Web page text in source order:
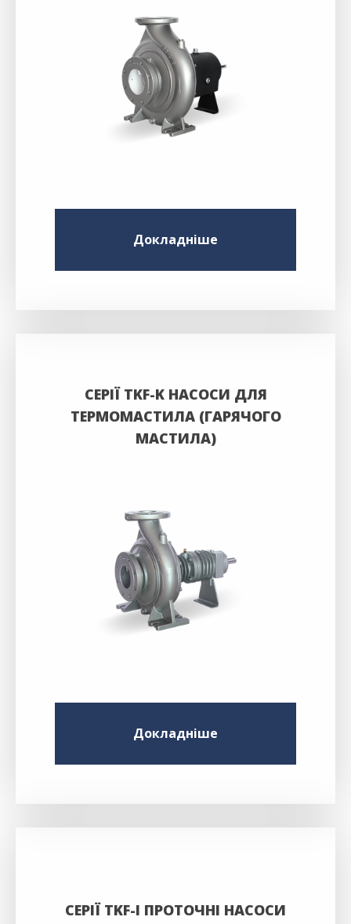
Докладніше
СЕРІЇ TKF-K НАСОСИ ДЛЯ
ТЕРМОМАСТИЛА (ГАРЯЧОГО
МАСТИЛА)
Докладніше
СЕРІЇ TKF-I ПРОТОЧНІ НАСОСИ